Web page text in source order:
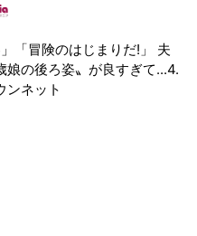
」「冒険のはじまりだ!」 夫
娘の後ろ姿〟が良すぎて...4.
ンネット